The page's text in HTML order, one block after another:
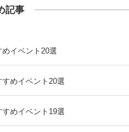
記事
イベント20選
めイベント20選
めイベント19選